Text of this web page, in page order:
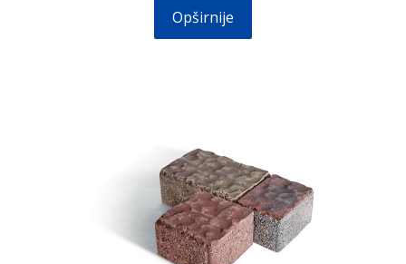
Opširnije